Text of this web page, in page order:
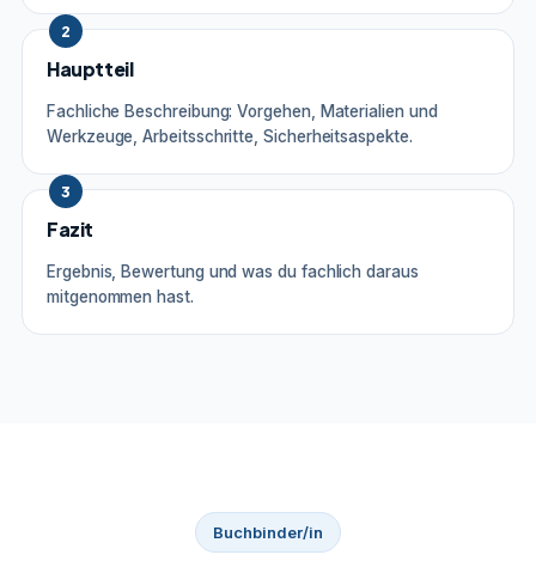
2
Hauptteil
Fachliche Beschreibung: Vorgehen, Materialien und
Werkzeuge, Arbeitsschritte, Sicherheitsaspekte.
3
Fazit
Ergebnis, Bewertung und was du fachlich daraus
mitgenommen hast.
Buchbinder/in